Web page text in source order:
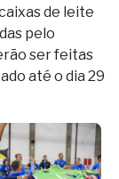
de leite
pelo
ser feitas
até o dia 29